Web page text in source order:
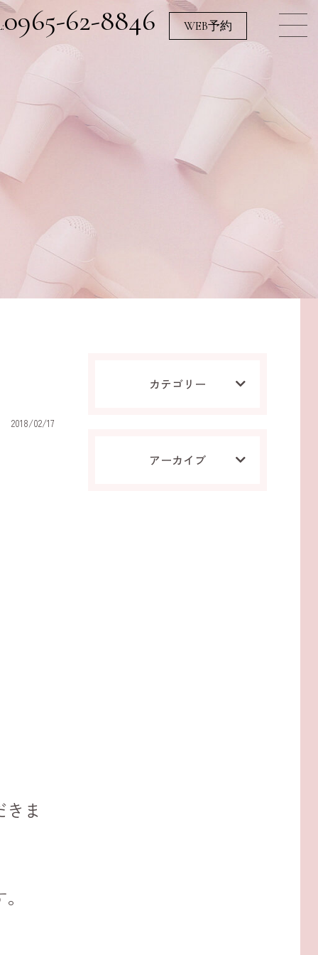
0965-62-8846 WEB予約
2018/02/17
ま
カテゴリー
アーカイブ